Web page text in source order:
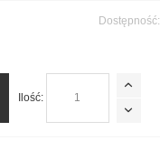
Dostępność:
Ilość: